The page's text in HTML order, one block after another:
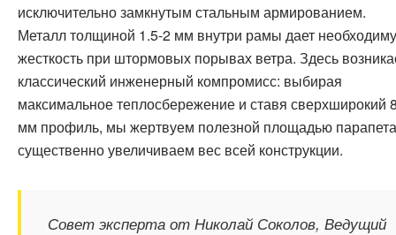
исключительно замкнутым стальным армированием.
Металл толщиной 1.5-2 мм внутри рамы дает
жесткость при штормовых порывах ветра. Здесь
классический инженерный компромисс: выбирая
максимальное теплосбережение и ставя сверхширокий
мм профиль, мы жертвуем полезной площадью
существенно увеличиваем вес всей конструкции.
Совет эксперта от Николай Соколов, Ведущий